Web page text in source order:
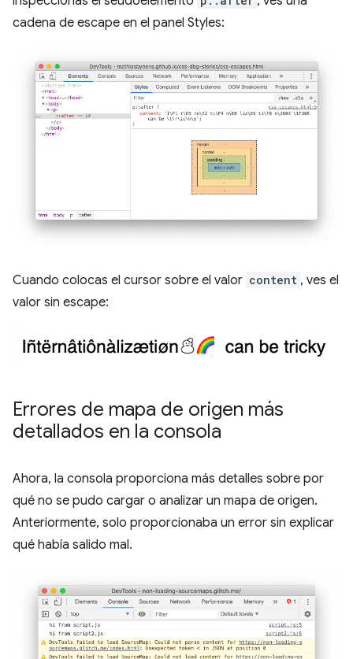
cadena de escape en el panel Styles:
Cuando colocas el cursor sobre el valor content , ves el
valor sin escape:
Errores de mapa de origen más
detallados en la consola
Ahora, la consola proporciona más detalles sobre por
qué no se pudo cargar o analizar un mapa de origen.
Anteriormente, solo proporcionaba un error sin explicar
qué había salido mal.